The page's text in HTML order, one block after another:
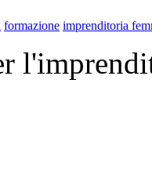
formazione imprenditoria